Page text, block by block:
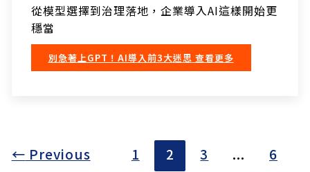
從模型選擇到治理落地，企業導入AI這樣開始更
穩當
別急著上GPT！AI導入前3大迷思 查看更多
← Previous 1 2 3 ...
6